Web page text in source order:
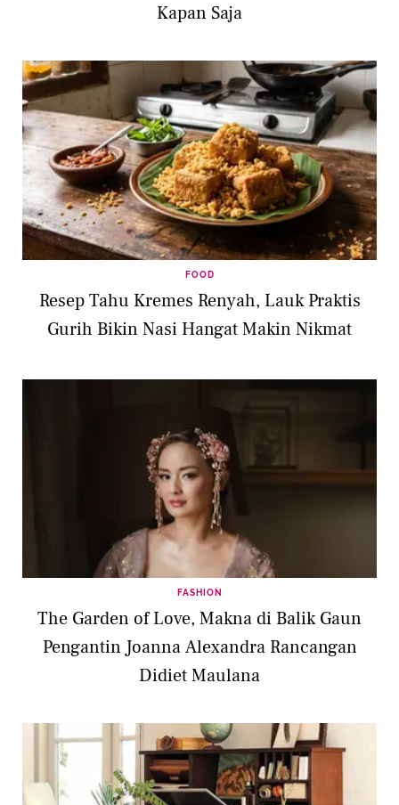
Kapan Saja
FOOD
Resep Tahu Kremes Renyah, Lauk Praktis
Gurih Bikin Nasi Hangat Makin Nikmat
FASHION
The Garden of Love, Makna di Balik Gaun
Pengantin Joanna Alexandra Rancangan
Didiet Maulana